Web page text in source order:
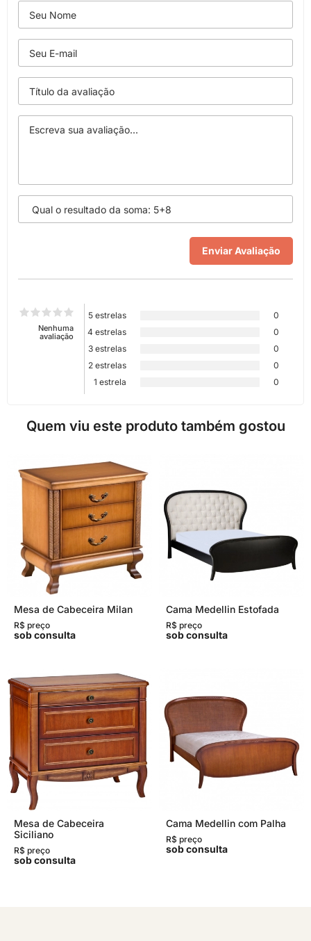
Nenhuma
avaliação
5 estrelas
0
4 estrelas
0
3 estrelas
0
2 estrelas
0
1 estrela
0
Quem viu este produto também gostou
Mesa de Cabeceira Milan
R$ preço
sob consulta
Cama Medellin Estofada
R$ preço
sob consulta
Mesa de Cabeceira
Siciliano
R$ preço
sob consulta
Cama Medellin com Palha
R$ preço
sob consulta